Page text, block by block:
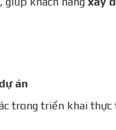
án
trong triển khai thực